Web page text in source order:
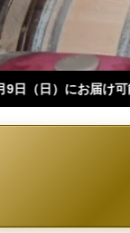
※四国・中国・